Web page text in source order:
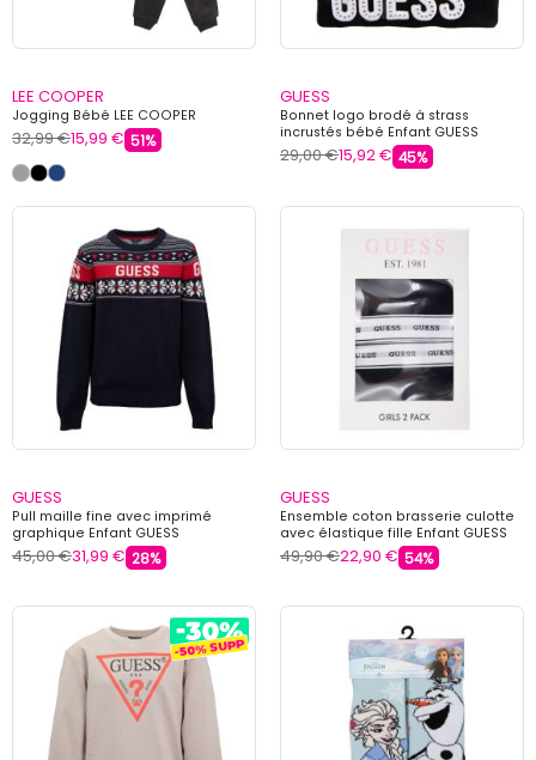
LEE COOPER
Jogging Bébé LEE COOPER
32,99 €15,99 € 51%
GUESS
Bonnet logo brodé à strass
incrustés bébé Enfant GUESS
29,00 €15,92 € 45%
GUESS
Pull maille fine avec imprimé
graphique Enfant GUESS
45,00 €31,99 € 28%
GUESS
Ensemble coton brasserie culotte
avec élastique fille Enfant GUESS
49,90 €22,90 € 54%